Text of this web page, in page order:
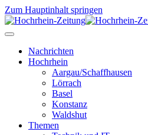
Zum Hauptinhalt springen
Nachrichten
Hochrhein
Aargau/Schaffhausen
Lörrach
Basel
Konstanz
Waldshut
Themen